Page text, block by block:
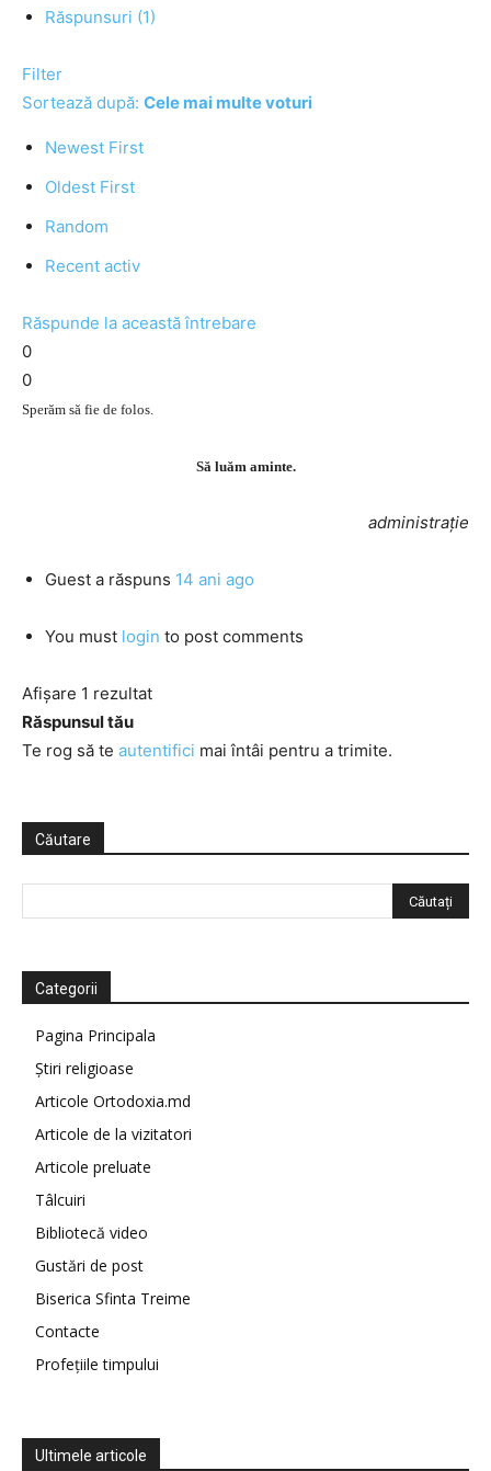
Răspunsuri (1)
Filter
Sortează după: Cele mai multe voturi
Newest First
Oldest First
Random
Recent activ
Răspunde la această întrebare
0
0
Sperăm să fie de folos.
Să luăm aminte.
administrație
Guest a răspuns 14 ani ago
You must login to post comments
Afișare 1 rezultat
Răspunsul tău
Te rog să te autentifici mai întâi pentru a trimite.
Căutare
Categorii
Pagina Principala
Știri religioase
Articole Ortodoxia.md
Articole de la vizitatori
Articole preluate
Tâlcuiri
Bibliotecă video
Gustări de post
Biserica Sfinta Treime
Contacte
Profețiile timpului
Ultimele articole